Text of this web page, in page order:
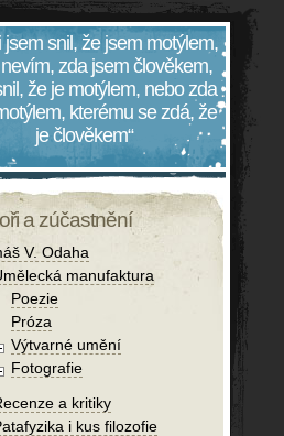
jsem snil, že jsem motýlem,
zda jsem člověkem,
že je motýlem, nebo zda
kterému se zdá, že
je člověkem“
a zúčastnění
V. Odaha
manufaktura
Poezie
Próza
Výtvarné umění
Fotografie
a kritiky
i kus filozofie